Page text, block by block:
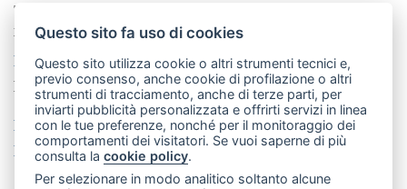
Telefono:
mail: redazione@leccoonline.com
La redazione
MerateOnline CasateOnline
RSS
Made by VIP
Privacy policy
Cookie policy
Rivedi le tue scelte sui cookie
Questo sito fa uso di cookies
Questo sito utilizza cookie o altri strumenti tecnici e,
previo consenso, anche cookie di profilazione o altri
strumenti di tracciamento, anche di terze parti, per
inviarti pubblicità personalizzata e offrirti servizi in linea
con le tue preferenze, nonché per il monitoraggio dei
comportamenti dei visitatori. Se vuoi saperne di più
consulta lacookie policy.
Per selezionare in modo analitico soltanto alcune